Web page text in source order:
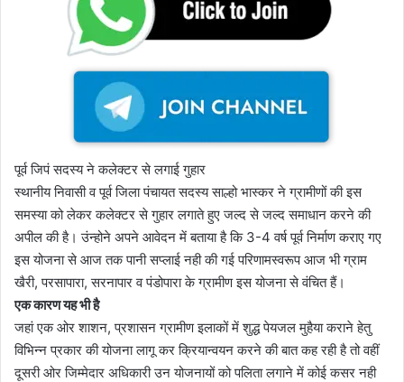
पूर्व जिपं सदस्य ने कलेक्टर से लगाई गुहार
स्थानीय निवासी व पूर्व जिला पंचायत सदस्य साल्हो भास्कर ने ग्रामीणों की इस
समस्या को लेकर कलेक्टर से गुहार लगाते हुए जल्द से जल्द समाधान करने की
अपील की है। उंन्होने अपने आवेदन में बताया है कि 3-4 वर्ष पूर्व निर्माण कराए गए
इस योजना से आज तक पानी सप्लाई नही की गई परिणामस्वरूप आज भी ग्राम
खैरी, परसापारा, सरनापार व पंडोपारा के ग्रामीण इस योजना से वंचित हैं।
एक कारण यह भी है
जहां एक ओर शाशन, प्रशासन ग्रामीण इलाकों में शुद्ध पेयजल मुहैया कराने हेतु
विभिन्न प्रकार की योजना लागू कर क्रियान्वयन करने की बात कह रही है तो वहीं
दूसरी ओर जिम्मेदार अधिकारी उन योजनायों को पलिता लगाने में कोई कसर नही